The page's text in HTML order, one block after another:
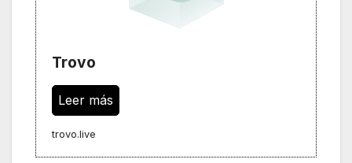
Trovo
Leer más
trovo.live